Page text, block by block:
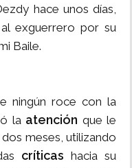
hace unos días,
exguerrero por su
Baile.
ningún roce con la
la atención que le
meses, utilizando
críticas hacia su